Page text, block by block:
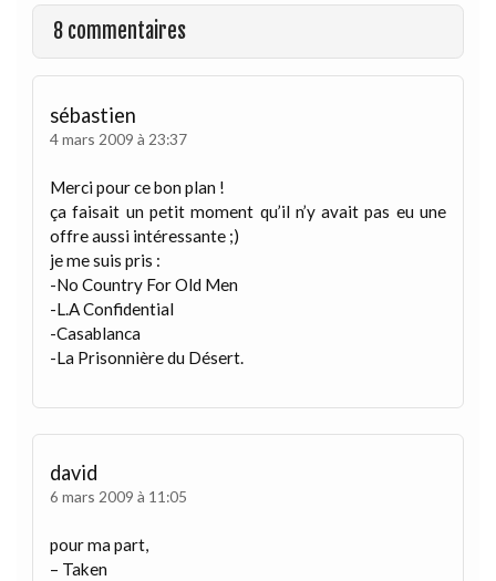
8 commentaires
sébastien
4 mars 2009 à 23:37
Merci pour ce bon plan !
ça faisait un petit moment qu’il n’y avait pas eu une
offre aussi intéressante ;)
je me suis pris :
-No Country For Old Men
-L.A Confidential
-Casablanca
-La Prisonnière du Désert.
david
6 mars 2009 à 11:05
pour ma part,
– Taken